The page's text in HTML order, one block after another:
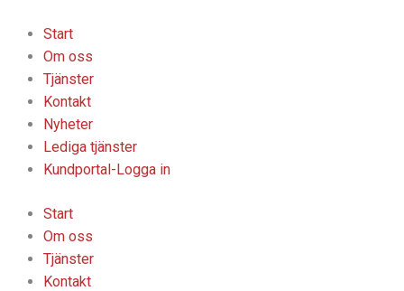
innehåll
Start
Om oss
Tjänster
Kontakt
Nyheter
Lediga tjänster
Kundportal-Logga in
Start
Om oss
Tjänster
Kontakt